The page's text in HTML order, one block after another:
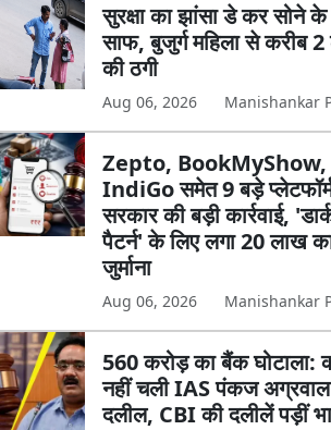
सुरक्षा का झांसा डे कर सोने
साफ, बुजुर्ग महिला से करीब
की ठगी
Aug 06, 2026 Manishankar
Zepto, BookMyShow,
IndiGo समेत 9 बड़े
सरकार की बड़ी कार्रवाई,
पैटर्न' के लिए लगा 20 लाख
जुर्माना
Aug 06, 2026 Manishankar
560 करोड़ का बैंक घोटाला:
नहीं चली IAS पंकज
दलील, CBI की दलीलें पड़ीं